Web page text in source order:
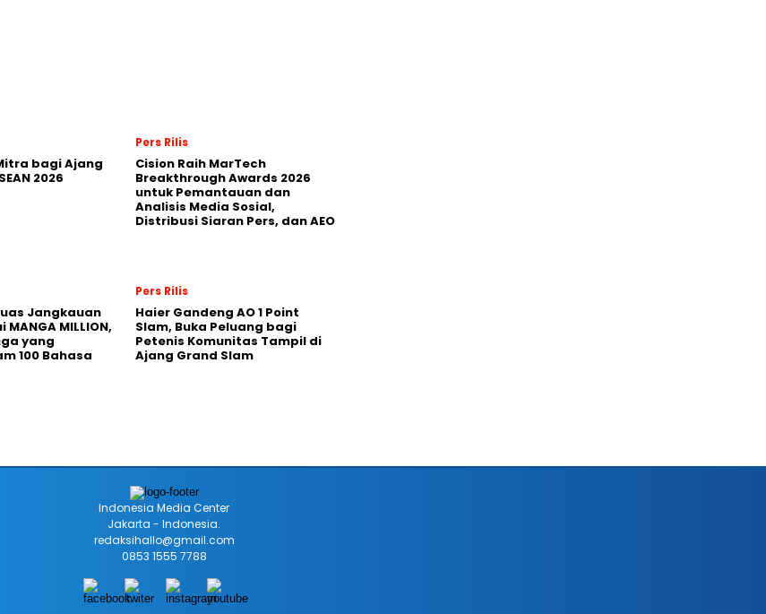
bagi Ajang
2026
Pers Rilis
Cision Raih MarTech
Breakthrough Awards 2026
untuk Pemantauan dan
Analisis Media Sosial,
Distribusi Siaran Pers, dan AEO
Jangkauan
MILLION,
yang
100 Bahasa
Pers Rilis
Haier Gandeng AO 1 Point
Slam, Buka Peluang bagi
Petenis Komunitas Tampil di
Ajang Grand Slam
Indonesia Media Center
Jakarta - Indonesia.
redaksihallo@gmail.com
0853 1555 7788